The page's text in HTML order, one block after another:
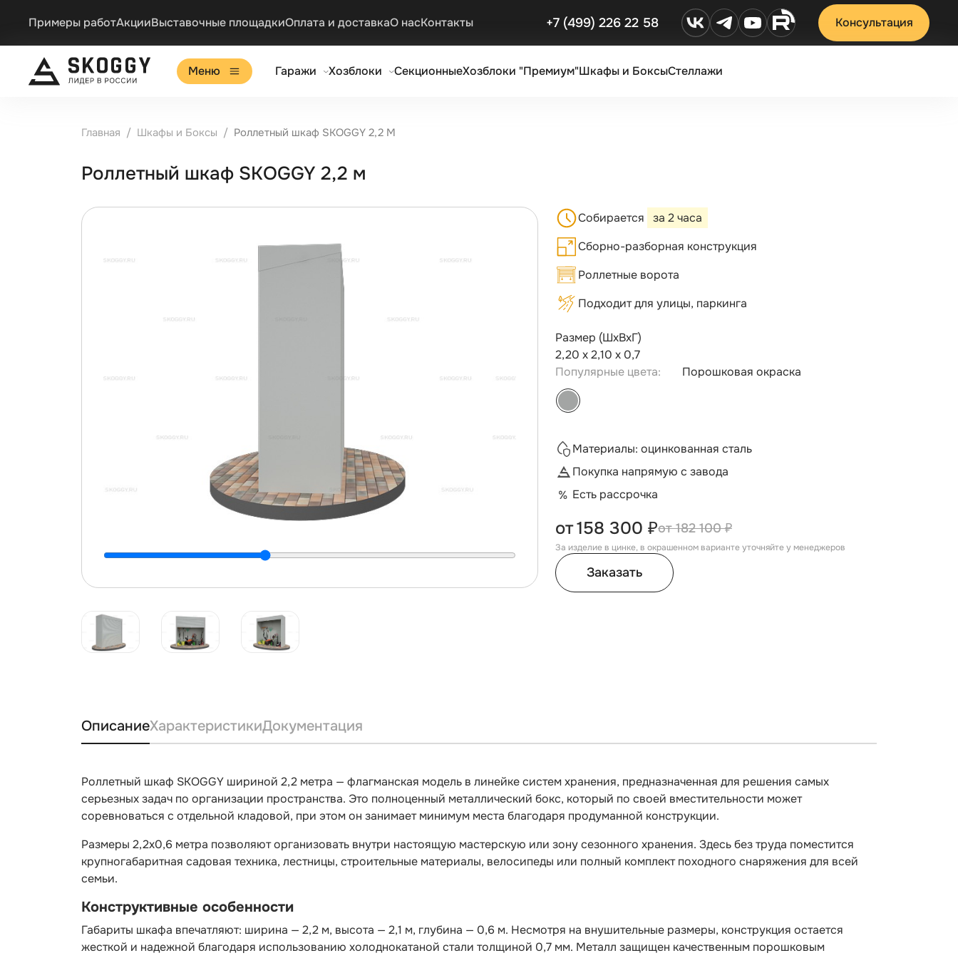
Примеры работАкцииВыставочные площадкиОплата и доставкаО насКонтакты +7 (499) 226 22 58 Консультация
Меню Гаражи Хозблоки СекционныеХозблоки "Премиум"Шкафы и БоксыСтеллажи
Главная Шкафы и Боксы Роллетный шкаф SKOGGY 2,2 М
Роллетный шкаф SKOGGY 2,2 м
Собирается
за 2 часа
Сборно-разборная конструкция
Роллетные ворота
Подходит для улицы, паркинга
Размер (ШхВхГ)
2,20 х 2,10 х 0,7
Популярные цвета:
Порошковая окраска
Материалы: оцинкованная сталь
Покупка напрямую с завода
Есть рассрочка
182 100 ₽
от158 300 ₽
За изделие в цинке, в окрашенном варианте уточняйте у менеджеров
Заказать
ОписаниеХарактеристикиДокументация
Роллетный шкаф SKOGGY шириной 2,2 метра — флагманская модель в линейке систем хранения, предназначенная для решения самых
серьезных задач по организации пространства. Это полноценный металлический бокс, который по своей вместительности может
соревноваться с отдельной кладовой, при этом он занимает минимум места благодаря продуманной конструкции.
Размеры 2,2х0,6 метра позволяют организовать внутри настоящую мастерскую или зону сезонного хранения. Здесь без труда поместится
крупногабаритная садовая техника, лестницы, строительные материалы, велосипеды или полный комплект походного снаряжения для всей
семьи.
Конструктивные особенности
Габариты шкафа впечатляют: ширина — 2,2 м, высота — 2,1 м, глубина — 0,6 м. Несмотря на внушительные размеры, конструкция остается
жесткой и надежной благодаря использованию холоднокатаной стали толщиной 0,7 мм. Металл защищен качественным порошковым